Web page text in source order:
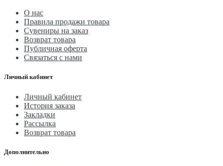
О нас
Правила продажи товара
Сувениры на заказ
Возврат товара
Публичная оферта
Связаться с нами
Личный кабинет
Личный кабинет
История заказа
Закладки
Рассылка
Возврат товара
Дополнительно